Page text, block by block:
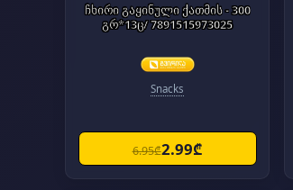
ჩხირი გაყინული ქათმის - 300
გრ*13ც/ 7891515973025
Snacks
6.95₾2.99₾